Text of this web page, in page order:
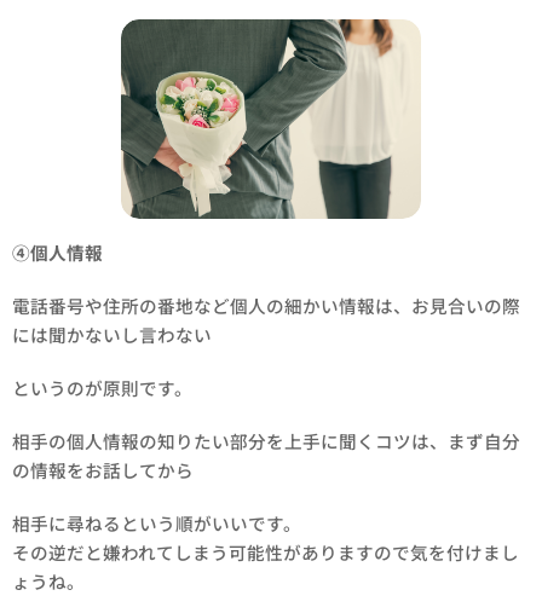
④個人情報
電話番号や住所の番地など個人の細かい情報は、お見合いの際
には聞かないし言わない
というのが原則です。
相手の個人情報の知りたい部分を上手に聞くコツは、まず自分
の情報をお話してから
相手に尋ねるという順がいいです。
その逆だと嫌われてしまう可能性がありますので気を付けまし
ょうね。